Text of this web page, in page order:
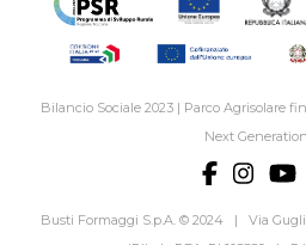
Bilancio Sociale 2023 | Parco Agrisolare
Next
Busti Formaggi S.p.A. © 2024 | Via